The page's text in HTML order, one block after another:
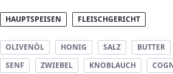
HAUPTSPEISEN FLEISCHGERICHT
OLIVENÖL HONIG SALZ BUTTER
SENF
ZWIEBEL KNOBLAUCH